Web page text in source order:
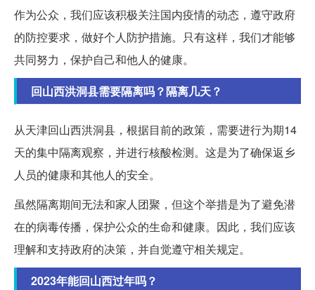
作为公众，我们应该积极关注国内疫情的动态，遵守政府
的防控要求，做好个人防护措施。只有这样，我们才能够
共同努力，保护自己和他人的健康。
回山西洪洞县需要隔离吗？隔离几天？
从天津回山西洪洞县，根据目前的政策，需要进行为期14
天的集中隔离观察，并进行核酸检测。这是为了确保返乡
人员的健康和其他人的安全。
虽然隔离期间无法和家人团聚，但这个举措是为了避免潜
在的病毒传播，保护公众的生命和健康。因此，我们应该
理解和支持政府的决策，并自觉遵守相关规定。
2023年能回山西过年吗？